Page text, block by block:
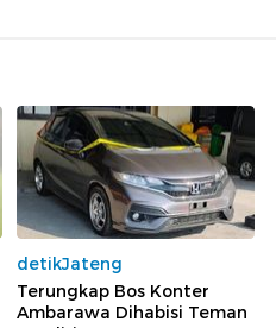
detikJateng
Terungkap Bos Konter
Ambarawa Dihabisi Teman